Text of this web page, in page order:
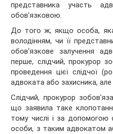
представника участь
обов'язковою.
До того ж, якщо особа,
володінням, чи її
обов'язкове залучення
перше, слідчий, прокурор
проведення цієї слідчої
адвоката або захисника, але
Слідчий, прокурор
що заявила таке
тому числі і за допомогою
особи, з таким адвокатом